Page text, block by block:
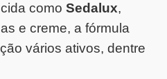
como Sedalux,
e creme, a fórmula
vários ativos, dentre